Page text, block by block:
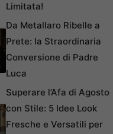
Limitata!
Da Metallaro Ribelle a
Prete: la Straordinaria
Conversione di Padre
Luca
Superare l’Afa di Agosto
con Stile: 5 Idee Look
Fresche e Versatili per